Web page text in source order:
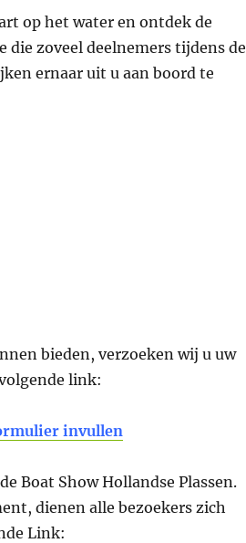
op het water en ontdek de
zoveel deelnemers tijdens de
ernaar uit u aan boord te
bieden, verzoeken wij u uw
link:
invullen
Boat Show Hollandse Plassen.
dienen alle bezoekers zich
Link: